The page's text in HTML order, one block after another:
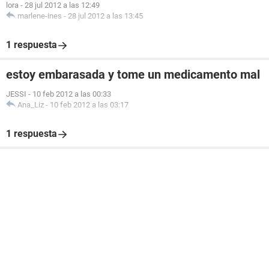
lora - 28 jul 2012 a las 12:49
marlene-ines - 28 jul 2012 a las 13:45
1 respuesta
estoy embarasada y tome un medicamento mal
JESSI - 10 feb 2012 a las 00:33
Ana_Liz - 10 feb 2012 a las 03:17
1 respuesta